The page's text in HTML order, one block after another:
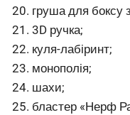
груша для боксу
3D ручка;
куля-лабіринт;
монополія;
шахи;
бластер «Нерф